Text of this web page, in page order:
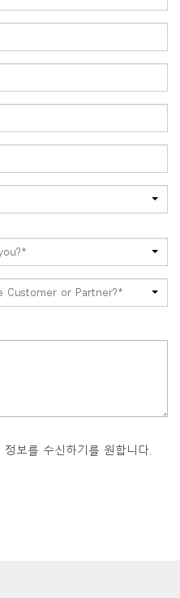
Customer or Partner?*
보를 수신하기를 원합니다.